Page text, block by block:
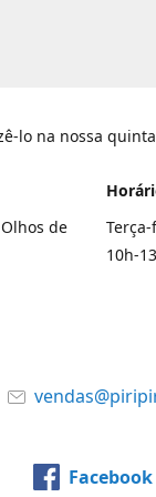
lo na nossa
de
10h-
Facebook